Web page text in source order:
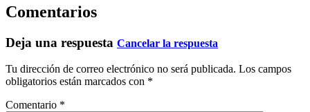
Comentarios
Deja una respuesta Cancelar la respuesta
Tu dirección de correo electrónico no será publicada. Los campos
obligatorios están marcados con *
Comentario *